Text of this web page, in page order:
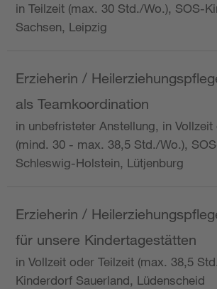
in Teilzeit (max. 30 Std./Wo.), SOS-
Sachsen, Leipzig
Erzieherin /
als Teamkoordination
in unbefristeter Anstellung, in Vollzeit
(mind. 30 - max. 38,5 Std./Wo.),
Schleswig-Holstein, Lütjenburg
Erzieherin /
für unsere Kindertagestätten
in Vollzeit oder Teilzeit (max. 38,5
Kinderdorf Sauerland, Lüdenscheid